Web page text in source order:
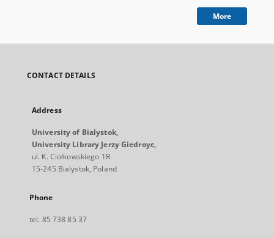
More
CONTACT DETAILS
Address
University of Bialystok,
University Library Jerzy Giedroyc,
ul. K. Ciołkowskiego 1R
15-245 Bialystok, Poland
Phone
tel. 85 738 85 37